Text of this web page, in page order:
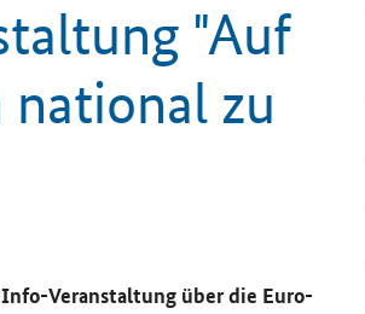
"Auf
zu
Info-​Veranstaltung über die Eu­ro­